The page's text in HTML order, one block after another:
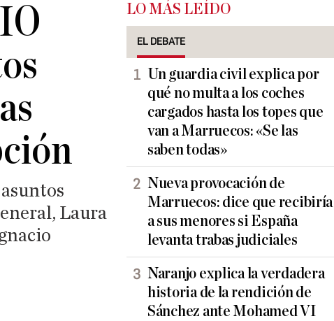
Laura
LO MÁS LEÍDO
EL DEBATE
Un guardia civil explica por
qué no multa a los coches
cargados hasta los topes que
van a Marruecos: «Se las
saben todas»
Nueva provocación de
Marruecos: dice que recibiría
a sus menores si España
levanta trabas judiciales
Naranjo explica la verdadera
historia de la rendición de
Sánchez ante Mohamed VI